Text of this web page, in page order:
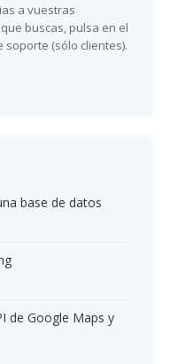
a vuestras
buscas, pulsa en el
soporte (sólo clientes).
base de datos
de Google Maps y